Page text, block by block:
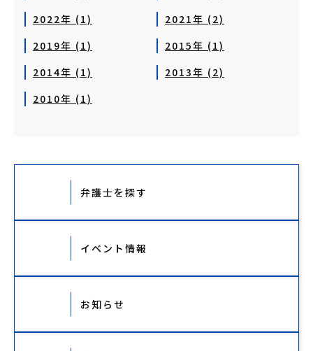
2022年 (1)
2021年 (2)
2019年 (1)
2015年 (1)
2014年 (1)
2013年 (2)
2010年 (1)
弁護士を探す
イベント情報
お知らせ